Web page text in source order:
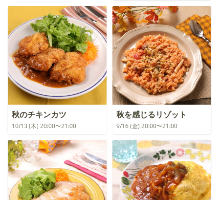
秋のチキンカツ
10/13 (木) 20:00〜21:00
秋を感じるリゾット
9/16 (金) 20:00〜21:00